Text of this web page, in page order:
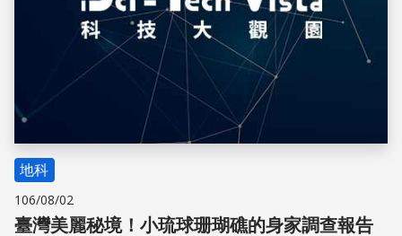
地科
106/08/02
臺灣美麗秘境！小琉球珊瑚礁的身家調查報告